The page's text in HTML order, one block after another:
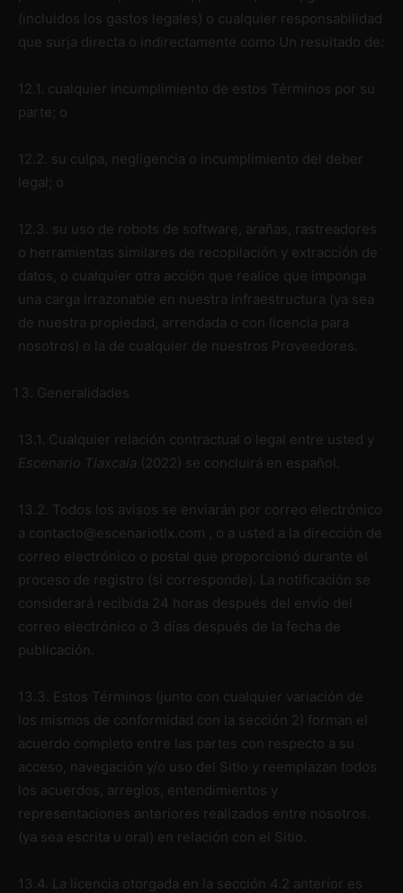
(incluidos los gastos legales) o cualquier responsabilidad
que surja directa o indirectamente como Un resultado de:
12.1. cualquier incumplimiento de estos Términos por su
parte; o
12.2. su culpa, negligencia o incumplimiento del deber
legal; o
12.3. su uso de robots de software, arañas, rastreadores
o herramientas similares de recopilación y extracción de
datos, o cualquier otra acción que realice que imponga
una carga irrazonable en nuestra infraestructura (ya sea
de nuestra propiedad, arrendada o con licencia para
nosotros) o la de cualquier de nuestros Proveedores.
Generalidades
13.1. Cualquier relación contractual o legal entre usted y
Escenario Tlaxcala (2022) se concluirá en español.
13.2. Todos los avisos se enviarán por correo electrónico
a contacto@escenariotlx.com , o a usted a la dirección de
correo electrónico o postal que proporcionó durante el
proceso de registro (si corresponde). La notificación se
considerará recibida 24 horas después del envío del
correo electrónico o 3 días después de la fecha de
publicación.
13.3. Estos Términos (junto con cualquier variación de
los mismos de conformidad con la sección 2) forman el
acuerdo completo entre las partes con respecto a su
acceso, navegación y/o uso del Sitio y reemplazan todos
los acuerdos, arreglos, entendimientos y
representaciones anteriores realizados entre nosotros.
(ya sea escrita u oral) en relación con el Sitio.
13.4. La licencia otorgada en la sección 4.2 anterior es